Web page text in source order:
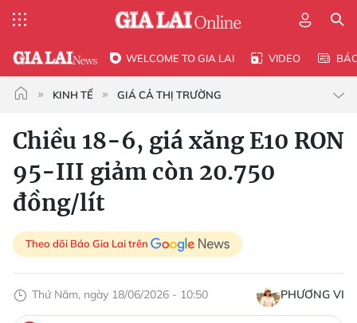
WELCOME TO GIA LAI VIDEO
KINH TẾ GIÁ CẢ THỊ TRƯỜNG
Chiều 18-6, giá xăng E10 RON
95-III giảm còn 20.750
đồng/lít
Theo dõi Báo Gia Lai trên
Thứ Năm, ngày 18/06/2026 - 10:50 PHƯƠNG VI